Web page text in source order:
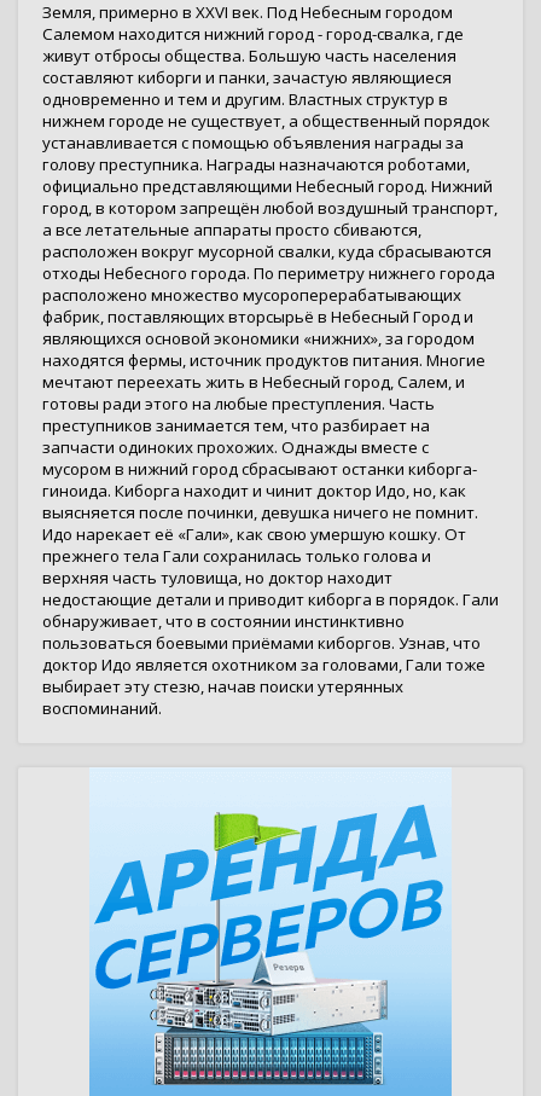
Земля, примерно в XXVI век. Под Небесным городом
Салемом находится нижний город - город-свалка, где
живут отбросы общества. Большую часть населения
составляют киборги и панки, зачастую являющиеся
одновременно и тем и другим. Властных структур в
нижнем городе не существует, а общественный порядок
устанавливается с помощью объявления награды за
голову преступника. Награды назначаются роботами,
официально представляющими Небесный город. Нижний
город, в котором запрещён любой воздушный транспорт,
а все летательные аппараты просто сбиваются,
расположен вокруг мусорной свалки, куда сбрасываются
отходы Небесного города. По периметру нижнего города
расположено множество мусороперерабатывающих
фабрик, поставляющих вторсырьё в Небесный Город и
являющихся основой экономики «нижних», за городом
находятся фермы, источник продуктов питания. Многие
мечтают переехать жить в Небесный город, Салем, и
готовы ради этого на любые преступления. Часть
преступников занимается тем, что разбирает на
запчасти одиноких прохожих. Однажды вместе с
мусором в нижний город сбрасывают останки киборга-
гиноида. Киборга находит и чинит доктор Идо, но, как
выясняется после починки, девушка ничего не помнит.
Идо нарекает её «Гали», как свою умершую кошку. От
прежнего тела Гали сохранилась только голова и
верхняя часть туловища, но доктор находит
недостающие детали и приводит киборга в порядок. Гали
обнаруживает, что в состоянии инстинктивно
пользоваться боевыми приёмами киборгов. Узнав, что
доктор Идо является охотником за головами, Гали тоже
выбирает эту стезю, начав поиски утерянных
воспоминаний.